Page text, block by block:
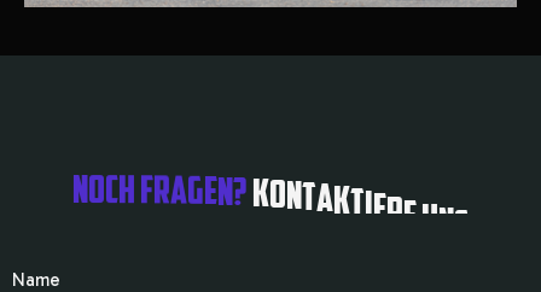
NOCHFRAGEN?KONTAKTIERE
Name